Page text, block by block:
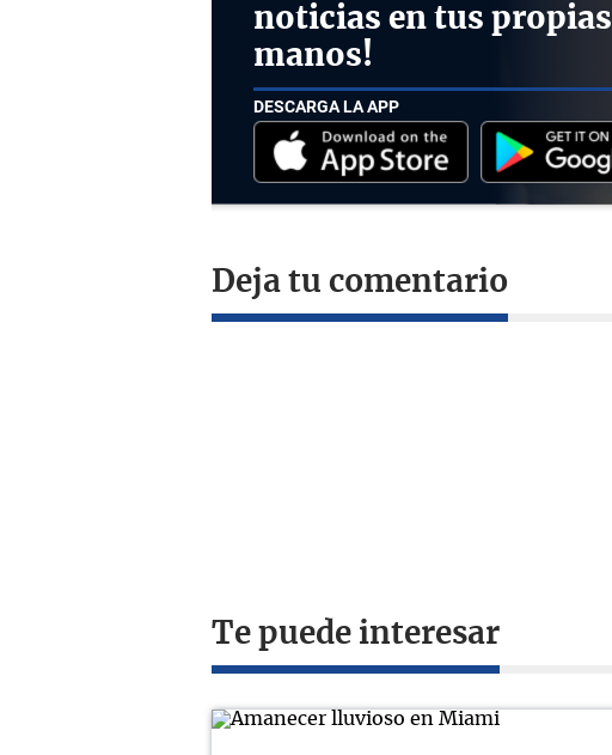
noticias en tus propias
manos!
DESCARGA LA APP
Deja tu comentario
Te puede interesar